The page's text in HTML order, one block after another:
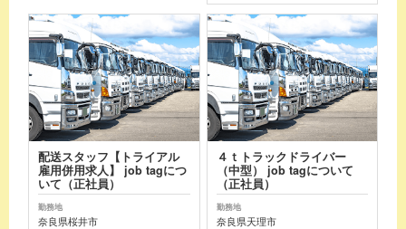
配送スタッフ【トライアル
雇用併用求人】 job tagにつ
いて（正社員）
勤務地
奈良県桜井市
４ｔトラックドライバー
（中型） job tagについて
（正社員）
勤務地
奈良県天理市